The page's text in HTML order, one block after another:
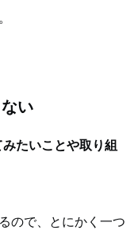
い
たいことや取り組
ので、とにかく一つ